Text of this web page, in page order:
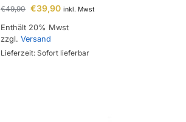
€49,90 €39,90 inkl. Mwst
Enthält 20% Mwst
zzgl. Versand
Lieferzeit: Sofort lieferbar